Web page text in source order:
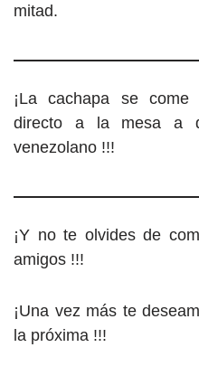
mitad.
¡La cachapa se
directo a la mesa a
venezolano !!!
¡Y no te olvides de
amigos !!!
¡Una vez más te
la próxima !!!